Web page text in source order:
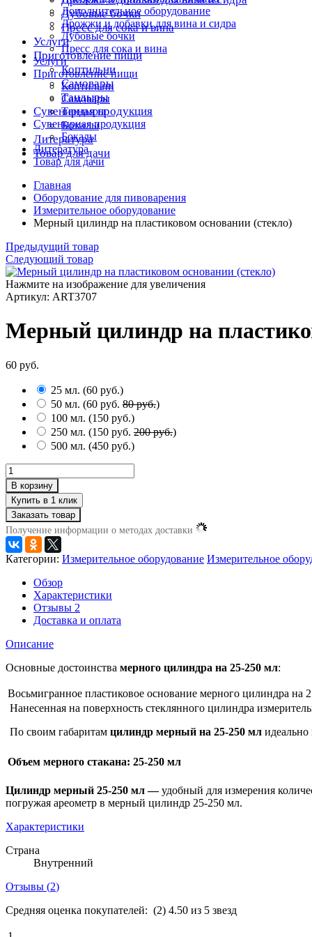
Дубовые бочки
Пресс для сока и вина
Услуги
Приготовление пищи
Коптильни
Самовары
Тандыры
Сувенирная продукция
Бокалы
Литература
Товар для дачи
Дополнительное оборудование
Дрожжи и добавки для вина и сидра
Дубовые бочки
Пресс для сока и вина
Услуги
Приготовление пищи
Коптильни
Самовары
Тандыры
Сувенирная продукция
Бокалы
Литература
Товар для дачи
Главная
Оборудование для пивоварения
Измерительное оборудование
Мерный цилиндр на пластиковом основании (стекло)
Предыдущий товар
Следующий товар
Нажмите на изображение для увеличения
Артикул: ART3707
Мерный цилиндр на
60 руб.
25 мл. (60 руб.)
50 мл. (60 руб. 80 руб.)
100 мл. (150 руб.)
250 мл. (150 руб. 200 руб.)
500 мл. (450 руб.)
В корзину
Заказать товар
Получение информации о методах доставки
Категории: Измерительное оборудование Измерительное
Обзор
Характеристики
Отзывы 2
Доставка и оплата
Описание
Основные достоинства мерного цилиндра на 25-250 мл:
Восьмигранное пластиковое основание мерного цилиндра на
Нанесенная на поверхность стеклянного цилиндра
По своим габаритам цилиндр мерный на 25-250 мл
Объем мерного стакана: 25-250 мл
Цилиндр мерный 25-250 мл —удобный для измерения
погружая ареометр в мерный цилиндр 25-250 мл.
Характеристики
Страна
Внутренний
Отзывы (2)
Средняя оценка покупателей: (2) 4.50 из 5 звезд